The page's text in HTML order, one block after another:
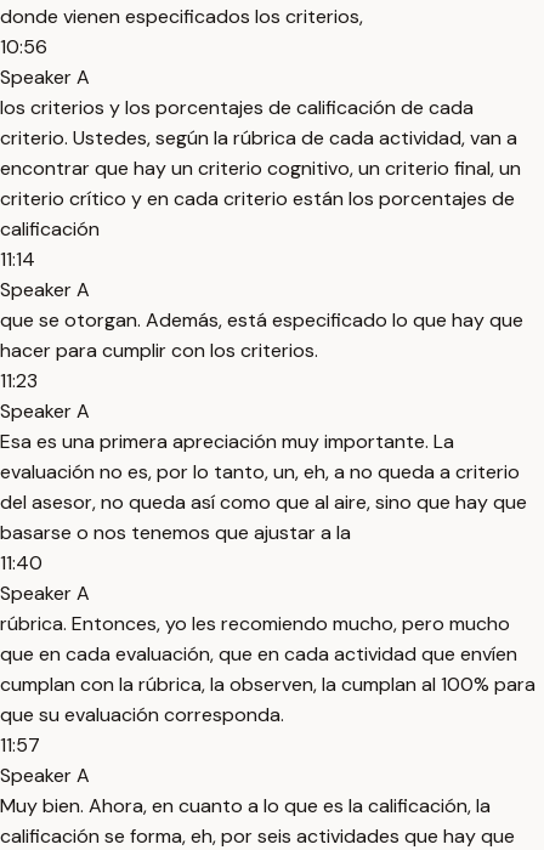
donde vienen especificados los criterios,
10:56
Speaker A
los criterios y los porcentajes de calificación de cada
criterio. Ustedes, según la rúbrica de cada actividad, van a
encontrar que hay un criterio cognitivo, un criterio final, un
criterio crítico y en cada criterio están los porcentajes de
calificación
11:14
Speaker A
que se otorgan. Además, está especificado lo que hay que
hacer para cumplir con los criterios.
11:23
Speaker A
Esa es una primera apreciación muy importante. La
evaluación no es, por lo tanto, un, eh, a no queda a criterio
del asesor, no queda así como que al aire, sino que hay que
basarse o nos tenemos que ajustar a la
11:40
Speaker A
rúbrica. Entonces, yo les recomiendo mucho, pero mucho
que en cada evaluación, que en cada actividad que envíen
cumplan con la rúbrica, la observen, la cumplan al 100% para
que su evaluación corresponda.
11:57
Speaker A
Muy bien. Ahora, en cuanto a lo que es la calificación, la
calificación se forma, eh, por seis actividades que hay que